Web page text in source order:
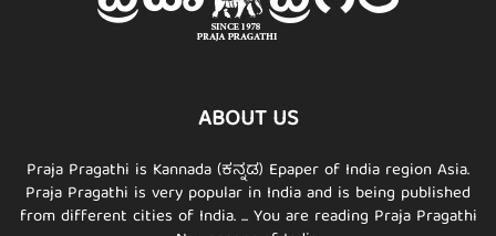
ABOUT US
Praja Pragathi is Kannada (ಕನ್ನಡ) Epaper of India region Asia.
Praja Pragathi is very popular in India and is being published
from different cities of India. ... You are reading Praja Pragathi